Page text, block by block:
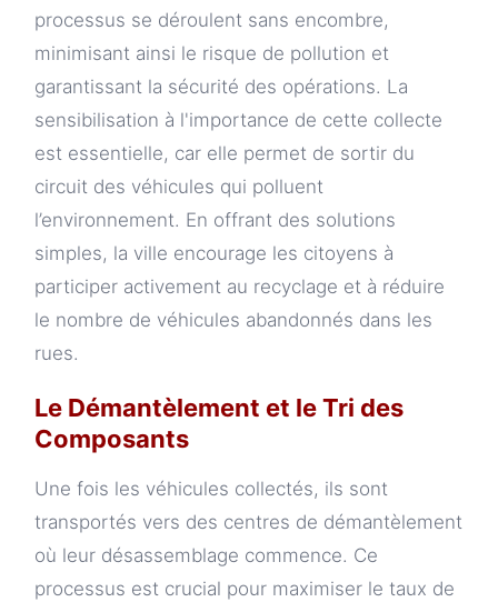
processus se déroulent sans encombre,
minimisant ainsi le risque de pollution et
garantissant la sécurité des opérations. La
sensibilisation à l'importance de cette collecte
est essentielle, car elle permet de sortir du
circuit des véhicules qui polluent
l’environnement. En offrant des solutions
simples, la ville encourage les citoyens à
participer activement au recyclage et à réduire
le nombre de véhicules abandonnés dans les
rues.
Le Démantèlement et le Tri des
Composants
Une fois les véhicules collectés, ils sont
transportés vers des centres de démantèlement
où leur désassemblage commence. Ce
processus est crucial pour maximiser le taux de